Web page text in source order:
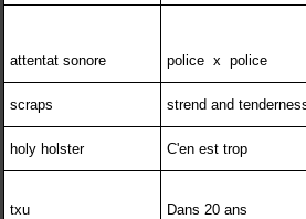
attentat sonore police x police
scraps strend and
holy holster C'en est trop
txu Dans 20 ans